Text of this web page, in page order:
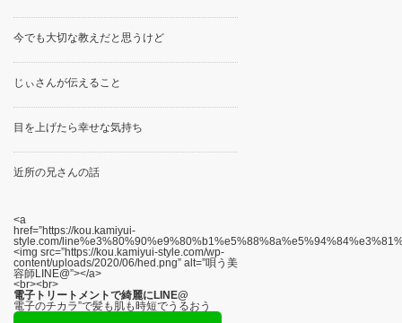
今でも大切な教えだと思うけど
じぃさんが伝えること
目を上げたら幸せな気持ち
近所の兄さんの話
<a
href=”https://kou.kamiyui-
style.com/
<img src=”https://kou.kamiyui-style.com/wp-
content/uploads/2020/06/hed.png” alt=”唄う美
容師LINE@”></a>
<br><br>
電子トリートメントで綺麗にLINE@
電子のチカラ”で髪も肌も時短でうるおう